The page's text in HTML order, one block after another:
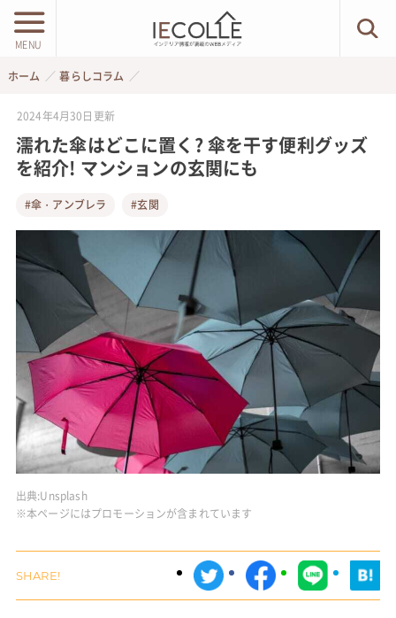
MENU
ホーム 暮らしコラム
2024年4月30日 更新
濡れた傘はどこに置く? 傘を干す便利グッズ
を紹介! マンションの玄関にも
#傘・アンブレラ #玄関
出典:Unsplash
※本ページにはプロモーションが含まれています